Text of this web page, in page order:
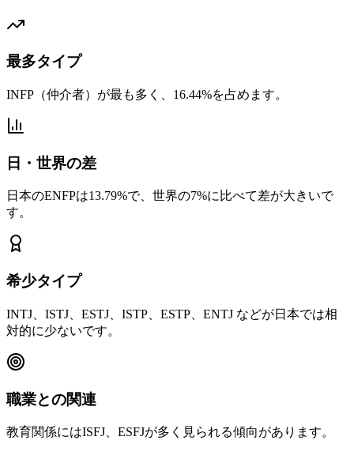
最多タイプ
INFP（仲介者）が最も多く、16.44%を占めます。
日・世界の差
日本のENFPは13.79%で、世界の7%に比べて差が大きいで
す。
希少タイプ
INTJ、ISTJ、ESTJ、ISTP、ESTP、ENTJ などが日本では相
対的に少ないです。
職業との関連
教育関係にはISFJ、ESFJが多く見られる傾向があります。